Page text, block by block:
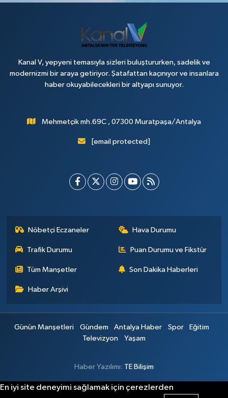
Kanal V, yepyeni temasıyla sizleri buluştururken, sadelik ve
modernizmi bir araya getiriyor. Şatafattan kaçınıyor ve insanlara
haber okuyabilecekleri bir altyapı sunuyor.
Mehmetçik mh.69C , 07300 Muratpaşa/Antalya
[email protected]
Nöbetçi Eczaneler Hava Durumu
Trafik Durumu Puan Durumu ve Fikstür
Tüm Manşetler Son Dakika Haberleri
Haber Arşivi
Günün Manşetleri Gündem Antalya Haber Spor
Eğitim
Televizyon
Yaşam
Haber Yazılımı: TE Bilişim
En iyi site deneyimi sağlamak için çerezlerden